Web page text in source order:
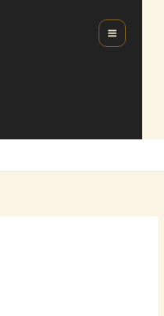
MENU